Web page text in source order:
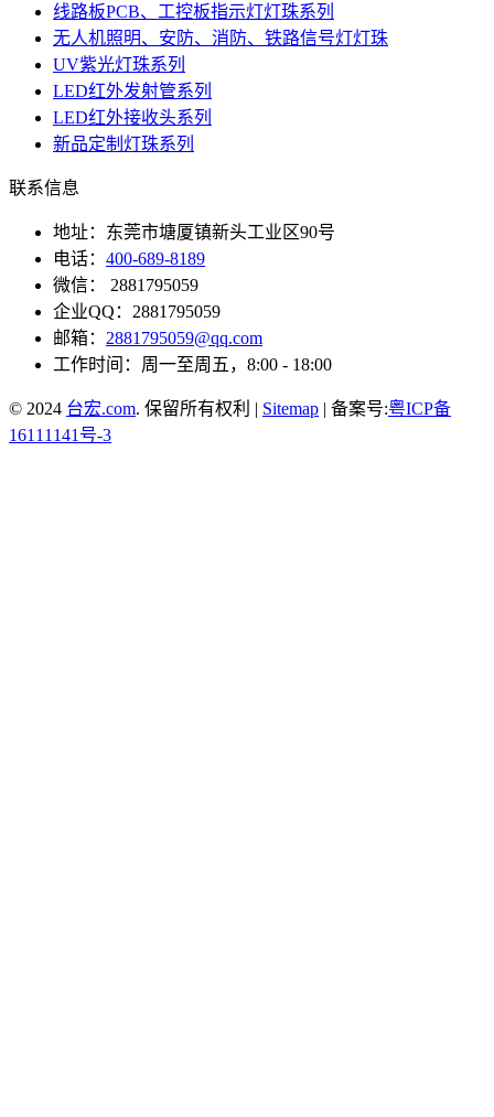
线路板PCB、工控板指示灯灯珠系列
无人机照明、安防、消防、铁路信号灯灯珠
UV紫光灯珠系列
LED红外发射管系列
LED红外接收头系列
新品定制灯珠系列
联系信息
地址：东莞市塘厦镇新头工业区90号
电话： 400-689-8189
微信： 2881795059
企业QQ：2881795059
邮箱： 2881795059@qq.com
工作时间：周一至周五，8:00 - 18:00
© 2024 台宏.com. 保留所有权利 | Sitemap | 备案号:粤ICP备
16111141号-3